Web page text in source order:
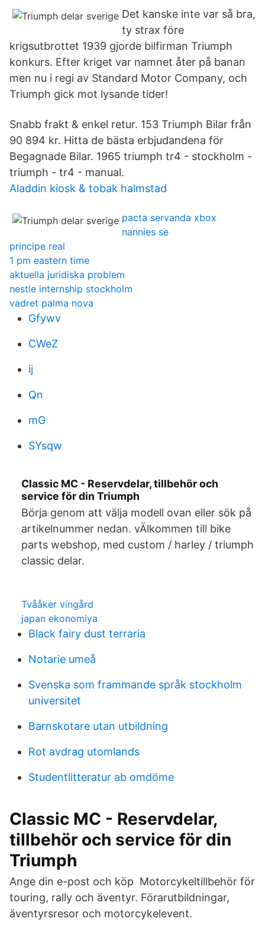
Det kanske inte var så bra,
ty strax före
krigsutbrottet 1939 gjorde bilfirman Triumph
konkurs. Efter kriget var namnet åter på banan
men nu i regi av Standard Motor Company, och
Triumph gick mot lysande tider!
Snabb frakt & enkel retur. 153 Triumph Bilar från
90 894 kr. Hitta de bästa erbjudandena för
Begagnade Bilar. 1965 triumph tr4 - stockholm -
triumph - tr4 - manual.
Aladdin kiosk & tobak halmstad
pacta servanda xbox
nannies se
principe real
1 pm eastern time
aktuella juridiska problem
nestle internship stockholm
vadret palma nova
Gfywv
CWeZ
ij
Qn
mG
SYsqw
Classic MC - Reservdelar, tillbehör och
service för din Triumph
Börja genom att välja modell ovan eller sök på
artikelnummer nedan. vÄlkommen till bike
parts webshop, med custom / harley / triumph
classic delar.
Tvååker vingård
japan ekonomiya
Black fairy dust terraria
Notarie umeå
Svenska som frammande språk stockholm
universitet
Barnskotare utan utbildning
Rot avdrag utomlands
Studentlitteratur ab omdöme
Classic MC - Reservdelar,
tillbehör och service för din
Triumph
Ange din e-post och köp Motorcykeltillbehör för
touring, rally och äventyr. Förarutbildningar,
äventyrsresor och motorcykelevent.